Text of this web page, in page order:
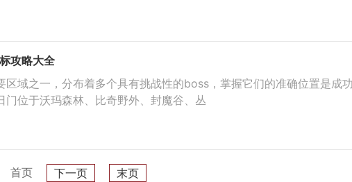
攻略大全
区域之一，分布着多个具有挑战性的boss，掌握它们的准确位置是成
门位于沃玛森林、比奇野外、封魔谷、丛
首页 下一页 末页